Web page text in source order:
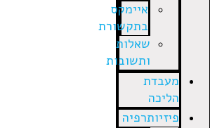
איימקס
בתקשורת
שאלות
ותשובות
מעבדת
הליכה
פיזיותרפיה